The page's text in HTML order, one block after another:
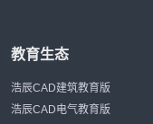
教育生态
浩辰CAD建筑教育版
浩辰CAD电气教育版